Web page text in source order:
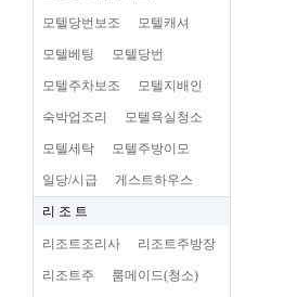
모텔당번보조 모텔캐셔
모텔베팅 모텔당번
모텔주차보조 모텔지배인
숙박업조리 모텔욕실청소
모텔세탁 모텔주방이모
일당/시급 게스트하우스
리 조 트
리조트조리사 리조트주방장
리조트주 룸메이드(청소)